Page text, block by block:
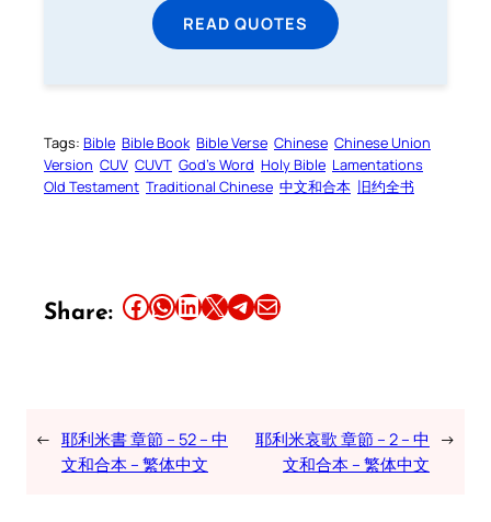
READ QUOTES
Tags: Bible Bible Book Bible Verse Chinese Chinese Union
Version CUV CUVT God’s Word Holy Bible Lamentations
Old Testament Traditional Chinese 中文和合本 旧约全书
Share: Share this article on Facebook Share this article on WhatsApp Share this article on LinkedIn Share this article on X Share this article on TelegramEmail this Article
← 耶利米書 章節 – 52 – 中
文和合本 – 繁体中文
耶利米哀歌 章節 – 2 – 中
文和合本 – 繁体中文
→